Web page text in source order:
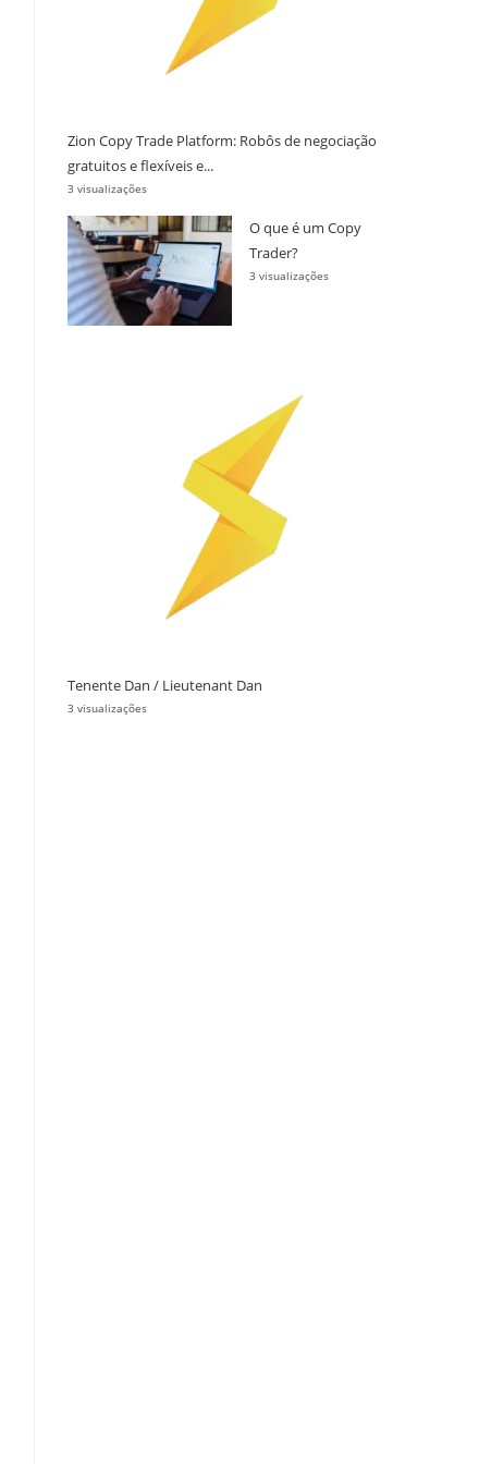
Zion Copy Trade Platform: Robôs de negociação
gratuitos e flexíveis e...
3 visualizações
O que é um Copy
Trader?
3 visualizações
Tenente Dan / Lieutenant Dan
3 visualizações